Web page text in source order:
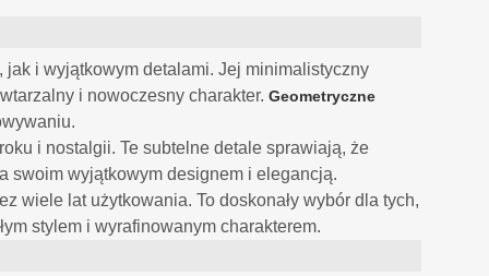
i wyjątkowym detalami. Jej minimalistyczny
i nowoczesny charakter. Geometryczne
i nostalgii. Te subtelne detale sprawiają, że
swoim wyjątkowym designem i elegancją.
wiele lat użytkowania. To doskonały wybór dla tych,
stylem i wyrafinowanym charakterem.